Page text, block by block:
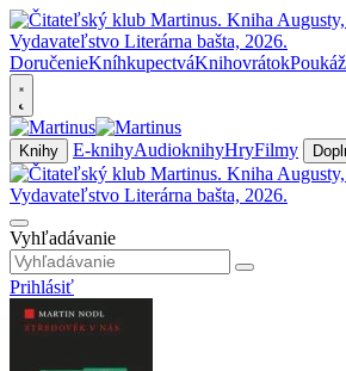
DoručenieKníhkupectváKnihovrátok
Knihy E-knihyAudioknihyHryFilmy
Vyhľadávanie
Prihlásiť